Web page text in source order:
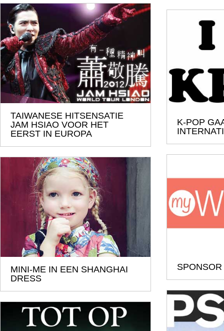
TAIWANESE HITSENSATIE
JAM HSIAO VOOR HET
EERST IN EUROPA
K-POP
MINI-ME IN EEN SHANGHAI
DRESS